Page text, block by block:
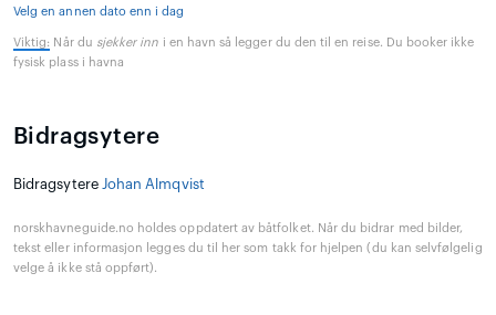
Velg en annen dato enn i dag
Viktig: Når du sjekker inn i en havn så legger du den til en reise. Du booker ikke
fysisk plass i havna
Bidragsytere
Bidragsytere Johan Almqvist
norskhavneguide.no holdes oppdatert av båtfolket. Når du bidrar med bilder,
tekst eller informasjon legges du til her som takk for hjelpen (du kan selvfølgelig
velge å ikke stå oppført).